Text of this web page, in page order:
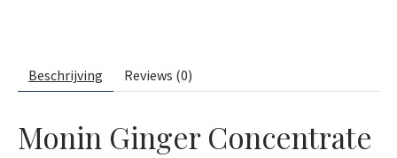
Beschrijving Reviews (0)
Monin Ginger Concentrate